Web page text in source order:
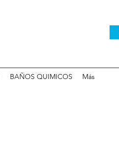
BAÑOS QUIMICOS Más